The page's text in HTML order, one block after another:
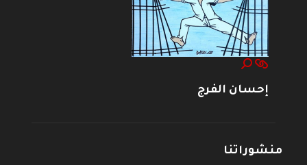
إحسان الفرج
منشوراتنا